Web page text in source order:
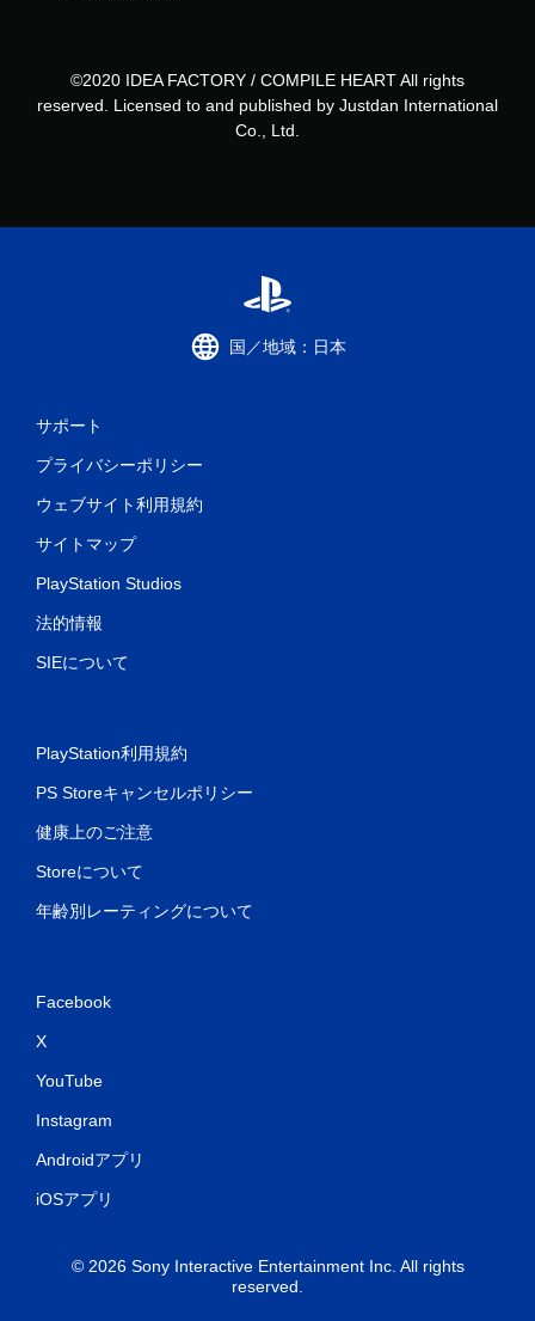
©2020 IDEA FACTORY / COMPILE HEART All rights
reserved. Licensed to and published by Justdan International
Co., Ltd.
国／地域：日本
サポート
プライバシーポリシー
ウェブサイト利用規約
サイトマップ
PlayStation Studios
法的情報
SIEについて
PlayStation利用規約
PS Storeキャンセルポリシー
健康上のご注意
Storeについて
年齢別レーティングについて
Facebook
X
YouTube
Instagram
Androidアプリ
iOSアプリ
© 2026 Sony Interactive Entertainment Inc. All rights
reserved.